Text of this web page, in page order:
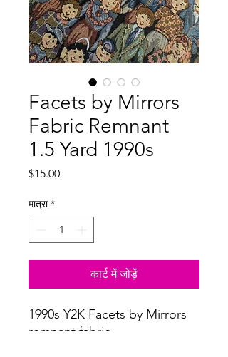
Facets by Mirrors
Fabric Remnant
1.5 Yard 1990s
$15.00मूल्य
मात्रा *
कार्ट में जोड़ें
1990s Y2K Facets by Mirrors
remnant fabric